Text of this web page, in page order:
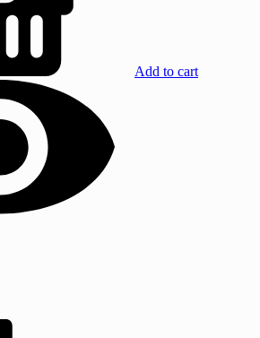
Add to cart